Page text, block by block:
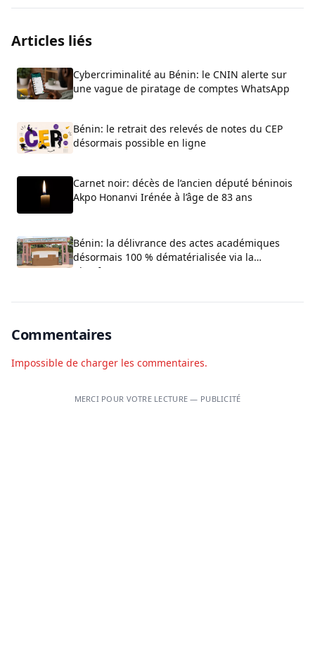
Articles liés
Cybercriminalité au Bénin: le CNIN alerte sur
une vague de piratage de comptes WhatsApp
Bénin: le retrait des relevés de notes du CEP
désormais possible en ligne
Carnet noir: décès de l’ancien député béninois
Akpo Honanvi Irénée à l’âge de 83 ans
Bénin: la délivrance des actes académiques
désormais 100 % dématérialisée via la
plateforme ACTIA
Commentaires
Impossible de charger les commentaires.
MERCI POUR VOTRE LECTURE — PUBLICITÉ